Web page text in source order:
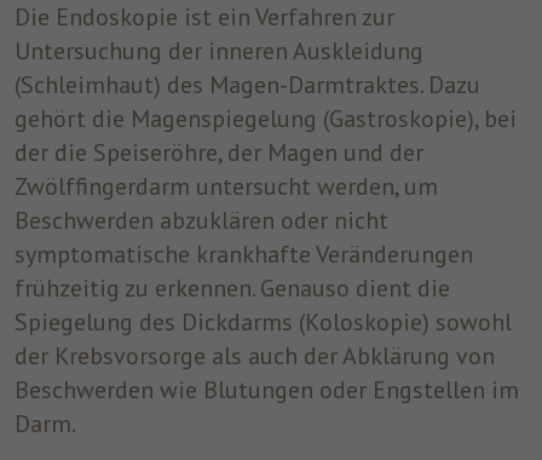
Die Endoskopie ist ein Verfahren zur
Untersuchung der inneren Auskleidung
(Schleimhaut) des Magen-Darmtraktes. Dazu
gehört die Magenspiegelung (Gastroskopie), bei
der die Speiseröhre, der Magen und der
Zwölffingerdarm untersucht werden, um
Beschwerden abzuklären oder nicht
symptomatische krankhafte Veränderungen
frühzeitig zu erkennen. Genauso dient die
Spiegelung des Dickdarms (Koloskopie) sowohl
der Krebsvorsorge als auch der Abklärung von
Beschwerden wie Blutungen oder Engstellen im
Darm.
Laufzeit 1 Jahr
Zweck
Dieses Cookie wird verwendet, um Ihre
Cookie-Einstellungen für diese Website zu
speichern.
Analytics
Analytische Cookies helfen uns, unsere Website zu verbessern,
indem sie Informationen über ihre Nutzung sammeln und
melden.
Marketing
Benutzt um die Web-Navigation des Nutzers zu überwachen und
ein Profil seiner Gewohnheiten zu erstellen.
Name _fbp
Anbieter Facebook
Laufzeit 3 Monate
Cookie-Informationen anzeigen